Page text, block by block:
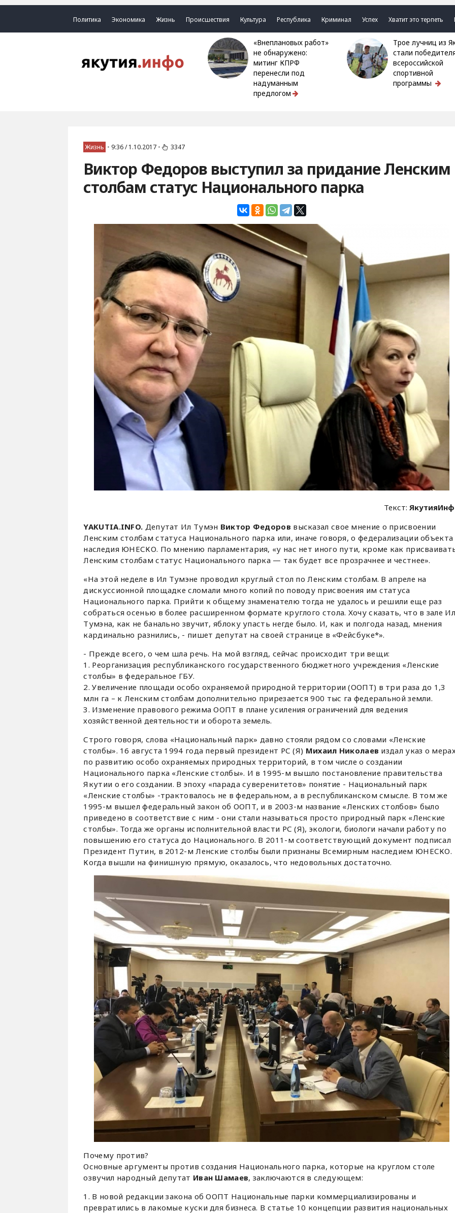
Политика Экономика Жизнь Происшествия Культура Республика Криминал Успех Хватит это терпеть
«Внеплановых работ»
не обнаружено:
митинг КПРФ
перенесли под
надуманным
предлогом
Трое лучниц из Якутии
стали
всероссийской
спортивной
программы
Жизнь • 9:36 / 1.10.2017 • 3347
Виктор Федоров выступил за придание Ленским
столбам статус Национального парка
Текст:
YAKUTIA.INFO. Депутат Ил Тумэн Виктор Федоров высказал свое мнение о присвоении
Ленским столбам статуса Национального парка или, иначе говоря, о федерализации объекта
наследия ЮНЕСКО. По мнению парламентария, «у нас нет иного пути, кроме как
Ленским столбам статус Национального парка — так будет все прозрачнее и честнее».
«На этой неделе в Ил Тумэне проводил круглый стол по Ленским столбам. В апреле на
дискуссионной площадке сломали много копий по поводу присвоения им статуса
Национального парка. Прийти к общему знаменателю тогда не удалось и решили еще раз
собраться осенью в более расширенном формате круглого стола. Хочу сказать, что в зале Ил
Тумэна, как не банально звучит, яблоку упасть негде было. И, как и полгода назад, мнения
кардинально разнились, - пишет депутат на своей странице в «Фейсбуке*».
- Прежде всего, о чем шла речь. На мой взгляд, сейчас происходит три вещи:
1. Реорганизация республиканского государственного бюджетного учреждения «Ленские
столбы» в федеральное ГБУ.
2. Увеличение площади особо охраняемой природной территории (ООПТ) в три раза до 1,3
млн га – к Ленским столбам дополнительно прирезается 900 тыс га федеральной земли.
3. Изменение правового режима ООПТ в плане усиления ограничений для ведения
хозяйственной деятельности и оборота земель.
Строго говоря, слова «Национальный парк» давно стояли рядом со словами «Ленские
столбы». 16 августа 1994 года первый президент РС (Я) Михаил Николаев издал указ о
по развитию особо охраняемых природных территорий, в том числе о создании
Национального парка «Ленские столбы». И в 1995-м вышло постановление правительства
Якутии о его создании. В эпоху «парада суверенитетов» понятие - Национальный парк
«Ленские столбы» -трактовалось не в федеральном, а в республиканском смысле. В том же
1995-м вышел федеральный закон об ООПТ, и в 2003-м название «Ленских столбов» было
приведено в соответствие с ним - они стали называться просто природный парк «Ленские
столбы». Тогда же органы исполнительной власти РС (Я), экологи, биологи начали работу по
повышению его статуса до Национального. В 2011-м соответствующий документ подписал
Президент Путин, в 2012-м Ленские столбы были признаны Всемирным наследием ЮНЕСКО.
Когда вышли на финишную прямую, оказалось, что недовольных достаточно.
Почему против?
Основные аргументы против создания Национального парка, которые на круглом столе
озвучил народный депутат Иван Шамаев, заключаются в следующем:
1. В новой редакции закона об ООПТ Национальные парки коммерциализированы и
превратились в лакомые куски для бизнеса. В статье 10 концепции развития национальных